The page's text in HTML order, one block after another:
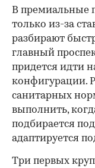
В премиальные
только из-за
разбирают
главный
придется идти
конфигурации.
санитарных
выполнить,
подбирается
адаптируется
Три первых